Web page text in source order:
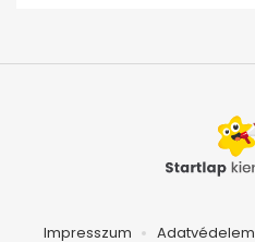
Impresszum Adatvédelem